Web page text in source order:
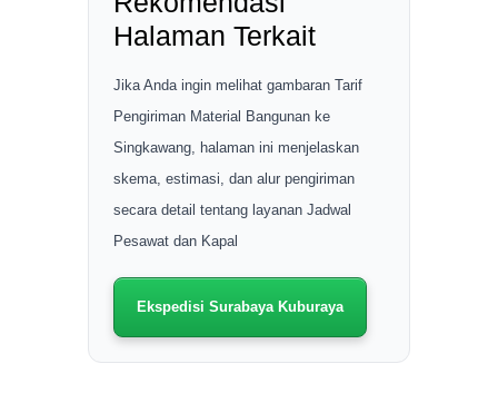
Halaman Terkait
Jika Anda ingin melihat gambaran Tarif
Pengiriman Material Bangunan ke
Singkawang, halaman ini menjelaskan
skema, estimasi, dan alur pengiriman
secara detail tentang layanan Jadwal
Pesawat dan Kapal
Ekspedisi Surabaya Kuburaya